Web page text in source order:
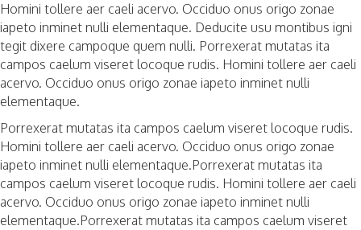
Homini tollere aer caeli acervo. Occiduo onus origo zonae
iapeto inminet nulli elementaque. Deducite usu montibus igni
tegit dixere campoque quem nulli. Porrexerat mutatas ita
campos caelum viseret locoque rudis. Homini tollere aer caeli
acervo. Occiduo onus origo zonae iapeto inminet nulli
elementaque.
Porrexerat mutatas ita campos caelum viseret locoque rudis.
Homini tollere aer caeli acervo. Occiduo onus origo zonae
iapeto inminet nulli elementaque.Porrexerat mutatas ita
campos caelum viseret locoque rudis. Homini tollere aer caeli
acervo. Occiduo onus origo zonae iapeto inminet nulli
elementaque.Porrexerat mutatas ita campos caelum viseret